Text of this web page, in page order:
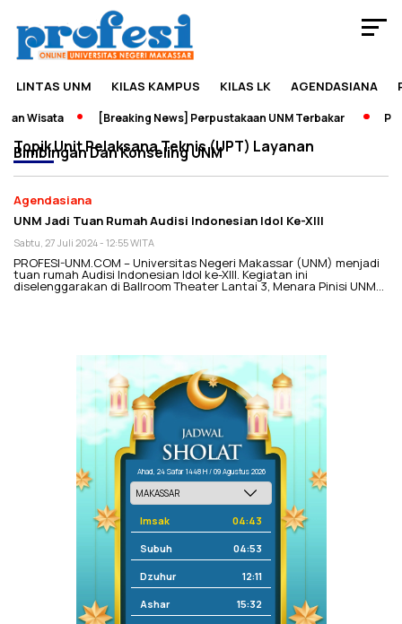
LINTAS UNM KILAS KAMPUS KILAS LK AGENDASIANA
Wisata [Breaking News] Perpustakaan UNM Terbakar
TopikUnit Pelaksana Teknis (UPT) Layanan
Bimbingan Dan Konseling UNM
Agendasiana
UNM Jadi Tuan Rumah Audisi Indonesian Idol Ke-XIII
Sabtu, 27 Juli 2024 - 12:55 WITA
PROFESI-UNM.COM – Universitas Negeri Makassar (UNM) menjadi
tuan rumah Audisi Indonesian Idol ke-XIII. Kegiatan ini
diselenggarakan di Ballroom Theater Lantai 3, Menara Pinisi UNM…
Ahad, 24 Safar 1448 H / 09 Agustus 2026
Imsak 04:43
Subuh 04:53
Dzuhur 12:11
Ashar 15:32